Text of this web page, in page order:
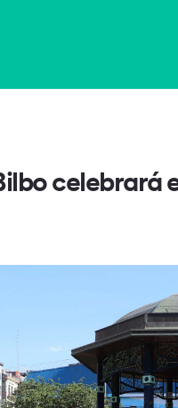
celebrará